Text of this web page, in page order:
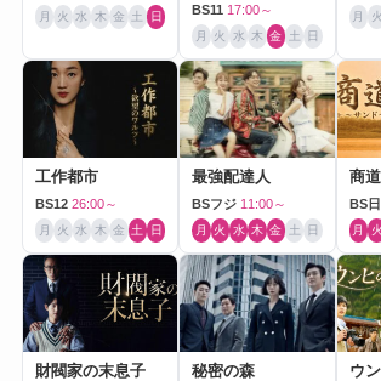
月 火 水 木 金 土 日 BS11 17:00～
月 火 水 木 金 土 日
月 火
工作都市
BS12 26:00～
月 火 水 木 金 土 日
最強配達人
BSフジ 11:00～
月 火 水 木 金 土 日
商
BS
月 火
財閥家の末息子 秘密の森 ウ